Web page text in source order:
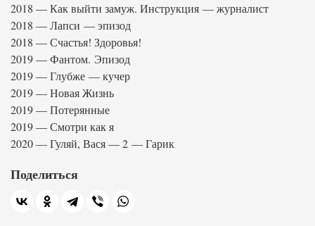
2018 — Как выйти замуж. Инструкция — журналист
2018 — Лапси — эпизод
2018 — Счастья! Здоровья!
2019 — Фантом. Эпизод
2019 — Глубже — кучер
2019 — Новая Жизнь
2019 — Потерянные
2019 — Смотри как я
2020 — Гуляй, Вася — 2 — Гарик
Поделиться